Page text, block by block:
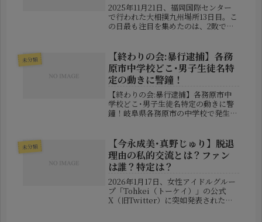
2025年11月21日、福岡国際センター
で行われた大相撲九州場所13日目。こ
の日最も注目を集めたのは、2敗で並
しき）**の直接対決だった。まさに優
勝争いの行方を左右す...
未分類
【終わりの会:暴行逮捕】各務
原市中学校どこ･男子生徒名特
定の動きに警鐘！
【終わりの会:暴行逮捕】各務原市中
学校どこ･男子生徒名特定の動きに警
鐘！岐阜県各務原市の中学校で発生し
年生の男子生徒が教室内で男性教師を
殴り、駆け付けた警察官によって現行
犯...
未分類
【今永成美･真野じゅり】脱退
理由の私的交流とは？ファン
は誰？特定は？
2026年1月17日、女性アイドルグルー
プ「Tohkei（トーケイ）」の公式
X（旧Twitter）に突如発表された、